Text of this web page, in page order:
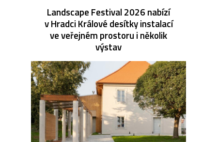
Landscape Festival 2026 nabízí
v Hradci Králové desítky instalací
ve veřejném prostoru i několik
výstav